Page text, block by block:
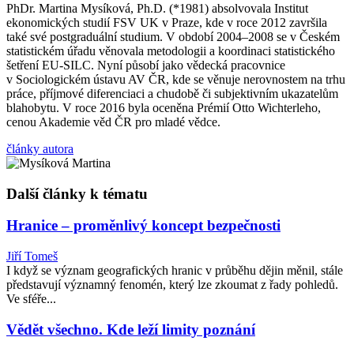
PhDr. Martina Mysíková, Ph.D. (*1981) absolvovala Institut
ekonomických studií FSV UK v Praze, kde v roce 2012 završila
také své postgraduální studium. V období 2004–2008 se v Českém
statistickém úřadu věnovala metodologii a koordinaci statistického
šetření EU-SILC. Nyní působí jako vědecká pracovnice
v Sociologickém ústavu AV ČR, kde se věnuje nerovnostem na trhu
práce, příjmové diferenciaci a chudobě či subjektivním ukazatelům
blahobytu. V roce 2016 byla oceněna Prémií Otto Wichterleho,
cenou Akademie věd ČR pro mladé vědce.
články autora
Další články k tématu
Hranice – proměnlivý koncept bezpečnosti
Jiří Tomeš
I když se význam geografických hranic v průběhu dějin měnil, stále
představují významný fenomén, který lze zkoumat z řady pohledů.
Ve sféře...
Vědět všechno. Kde leží limity poznání